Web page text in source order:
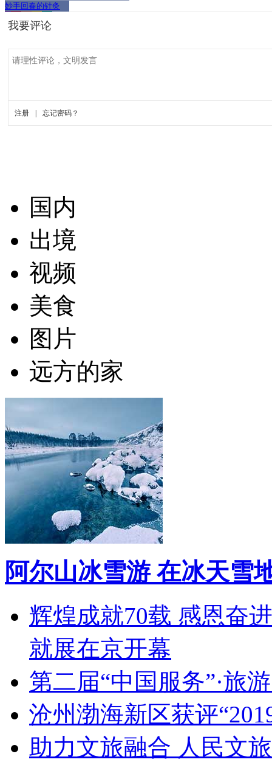
妙手回春的针灸
国内
出境
视频
美食
图片
远方的家
阿尔山冰雪游 在冰天雪
辉煌成就70载 感恩奋
就展在京开幕
第二届“中国服务”·旅
沧州渤海新区获评
助力文旅融合 人民文